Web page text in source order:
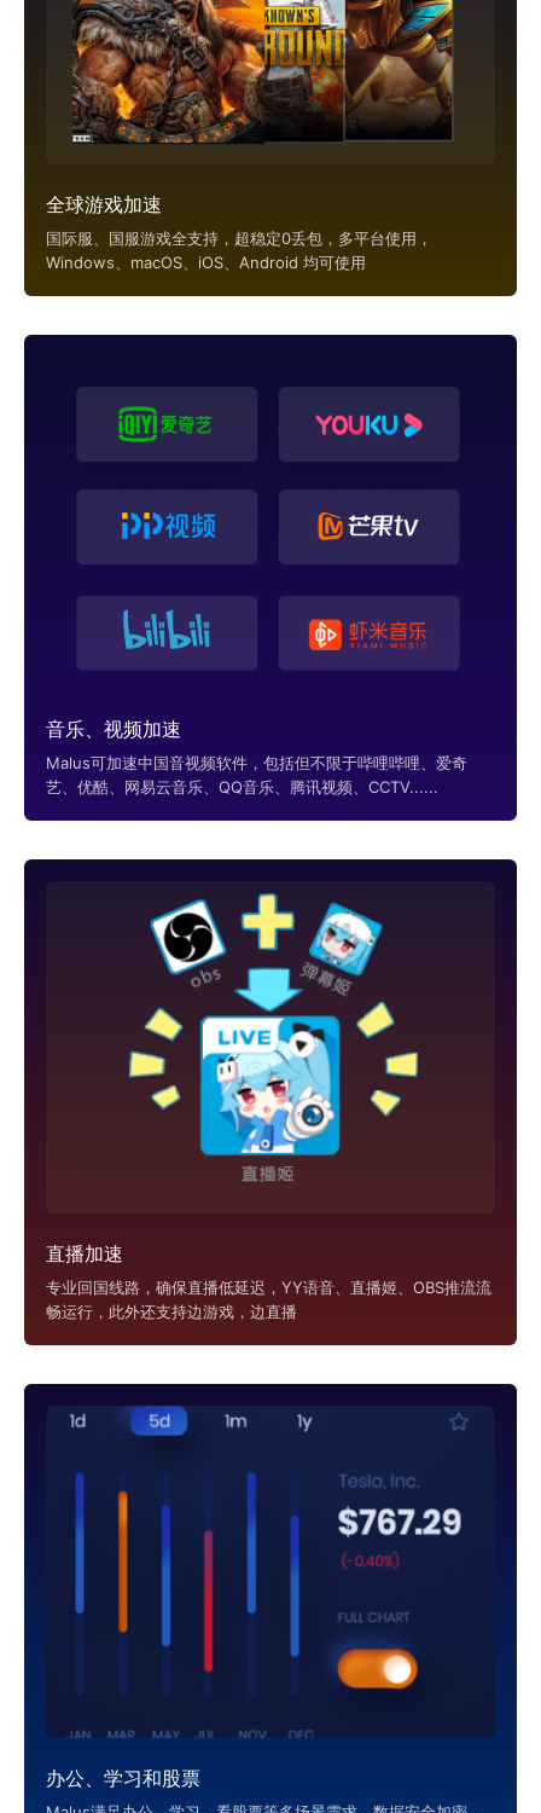
全球游戏加速
国际服、国服游戏全支持，超稳定0丢包，多平台使用，
Windows、macOS、iOS、Android 均可使用
音乐、视频加速
Malus可加速中国音视频软件，包括但不限于哔哩哔哩、爱奇
艺、优酷、网易云音乐、QQ音乐、腾讯视频、CCTV......
直播加速
专业回国线路，确保直播低延迟，YY语音、直播姬、OBS推流流
畅运行，此外还支持边游戏，边直播
办公、学习和股票